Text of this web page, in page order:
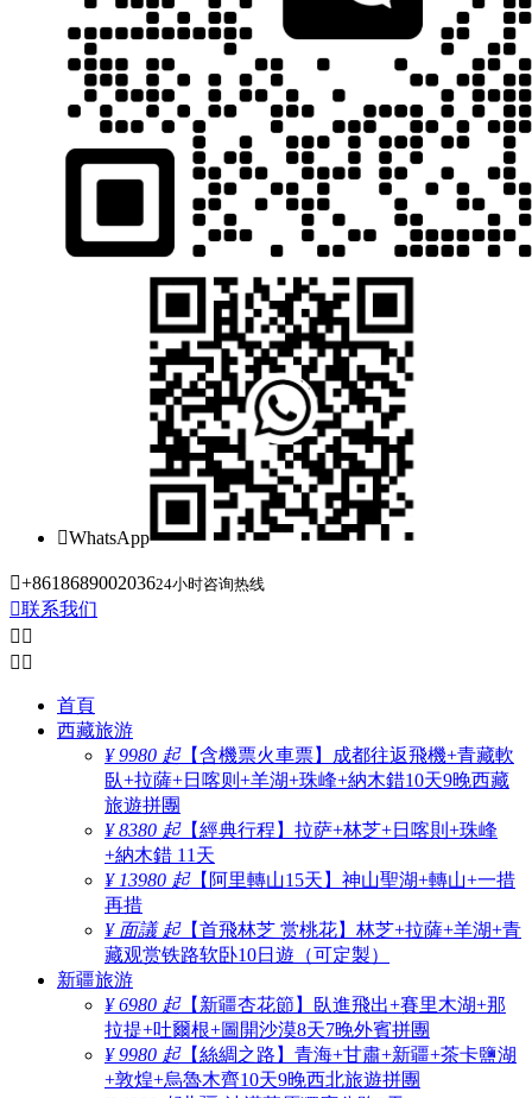
WhatsApp
+861868900203624小时咨询热线
联系我们
 
 
首頁
西藏旅游
¥ 9980 起【含機票火車票】成都往返飛機+青藏軟
臥+拉薩+日喀则+羊湖+珠峰+納木錯10天9晚西藏
旅遊拼團
¥ 8380 起【經典行程】拉萨+林芝+日喀則+珠峰
+納木錯 11天
¥ 13980 起【阿里轉山15天】神山聖湖+轉山+一措
再措
¥ 面議 起【首飛林芝 赏桃花】林芝+拉薩+羊湖+青
藏观赏铁路软卧10日遊（可定製）
新疆旅游
¥ 6980 起【新疆杏花節】臥進飛出+賽里木湖+那
拉提+吐爾根+圖開沙漠8天7晚外賓拼團
¥ 9980 起【絲綢之路】青海+甘肅+新疆+茶卡鹽湖
+敦煌+烏魯木齊10天9晚西北旅遊拼團